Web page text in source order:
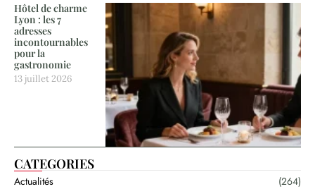
Hôtel de charme
Lyon : les 7
adresses
incontournables
pour la
gastronomie
13 juillet 2026
CATEGORIES
Actualités
(264)